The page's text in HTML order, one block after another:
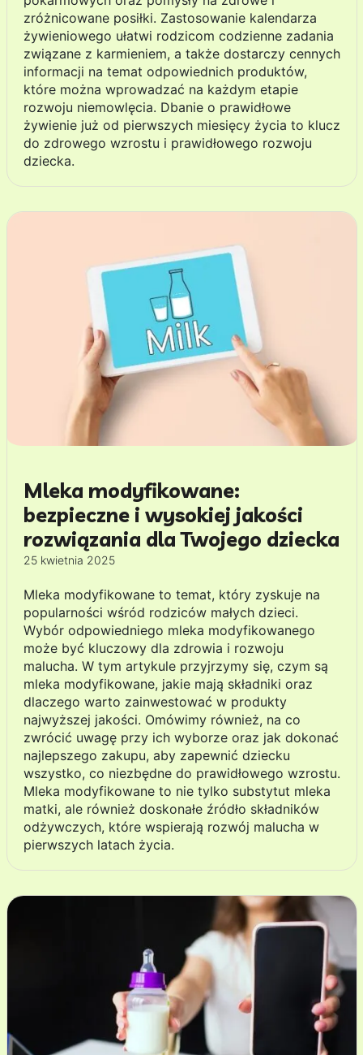
zróżnicowane posiłki. Zastosowanie kalendarza
żywieniowego ułatwi rodzicom codzienne zadania
związane z karmieniem, a także dostarczy cennych
informacji na temat odpowiednich produktów,
które można wprowadzać na każdym etapie
rozwoju niemowlęcia. Dbanie o prawidłowe
żywienie już od pierwszych miesięcy życia to klucz
do zdrowego wzrostu i prawidłowego rozwoju
dziecka.
Mleka modyfikowane:
bezpieczne i wysokiej jakości
rozwiązania dla Twojego dziecka
25 kwietnia 2025
Mleka modyfikowane to temat, który zyskuje na
popularności wśród rodziców małych dzieci.
Wybór odpowiedniego mleka modyfikowanego
może być kluczowy dla zdrowia i rozwoju
malucha. W tym artykule przyjrzymy się, czym są
mleka modyfikowane, jakie mają składniki oraz
dlaczego warto zainwestować w produkty
najwyższej jakości. Omówimy również, na co
zwrócić uwagę przy ich wyborze oraz jak dokonać
najlepszego zakupu, aby zapewnić dziecku
wszystko, co niezbędne do prawidłowego wzrostu.
Mleka modyfikowane to nie tylko substytut mleka
matki, ale również doskonałe źródło składników
odżywczych, które wspierają rozwój malucha w
pierwszych latach życia.